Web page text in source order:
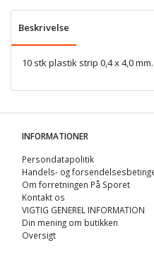
Beskrivelse
10 stk plastik strip 0,4 x 4,0
INFORMATIONER
Persondatapolitik
Handels- og
Om forretningen På Sporet
Kontakt os
VIGTIG GENEREL INFORMATION
Din mening om butikken
Oversigt